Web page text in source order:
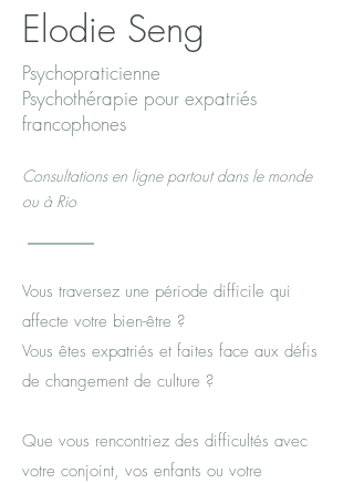
Elodie Seng
Psychopraticienne
Psychothérapie pour expatriés
francophones
Consultations en ligne partout dans le monde
ou à Rio
Vous traversez une période difficile qui
affecte votre bien-être ?
Vous êtes expatriés et faites face aux défis
de changement de culture ?
Que vous rencontriez des difficultés avec
votre conjoint, vos enfants ou votre